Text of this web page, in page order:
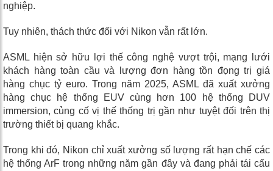
nghiệp.
Tuy nhiên, thách thức đối với Nikon vẫn rất lớn.
ASML hiện sở hữu lợi thế công nghệ vượt trội, mạng lưới
khách hàng toàn cầu và lượng đơn hàng tồn đọng trị giá
hàng chục tỷ euro. Trong năm 2025, ASML đã xuất xưởng
hàng chục hệ thống EUV cùng hơn 100 hệ thống DUV
immersion, củng cố vị thế thống trị gần như tuyệt đối trên thị
trường thiết bị quang khắc.
Trong khi đó, Nikon chỉ xuất xưởng số lượng rất hạn chế các
hệ thống ArF trong những năm gần đây và đang phải tái cấu